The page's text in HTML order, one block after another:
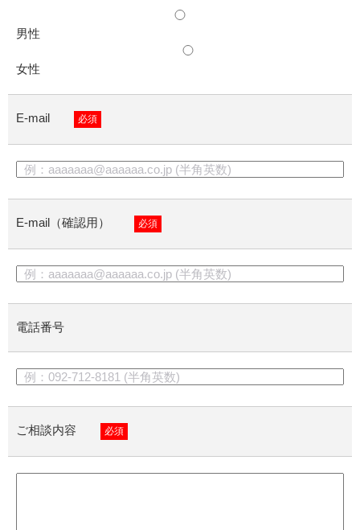
男性
女性
E-mail 必須
E-mail（確認用） 必須
電話番号
ご相談内容 必須